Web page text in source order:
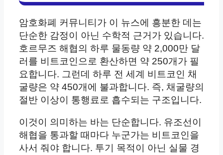
암호화폐 커뮤니티가 이 뉴스에 흥분한 데는
단순한 감정이 아닌 수학적 근거가 있습니다.
호르무즈 해협의 하루 물동량 약 2,000만 달
러를 비트코인으로 환산하면 약 250개가 필
요합니다. 그런데 하루 전 세계 비트코인 채
굴량은 약 450개에 불과합니다. 즉, 채굴량의
절반 이상이 통행료로 흡수되는 구조입니다.
이것이 의미하는 바는 단순합니다. 유조선이
해협을 통과할 때마다 누군가는 비트코인을
사서 줘야 합니다. 투기 목적이 아닌 실물 경